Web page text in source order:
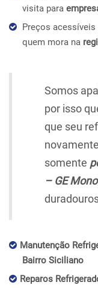
visita para
Preços
quem mora na
Somos
por isso
que seu
somente
– GE
Manutenção
Bairro Siciliano
Reparos